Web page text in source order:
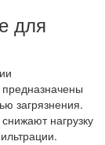
для
загрязнения.
нагрузку